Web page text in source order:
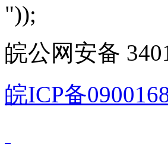
"));
皖公网安备
皖ICP备